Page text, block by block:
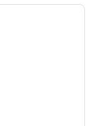
Taschen